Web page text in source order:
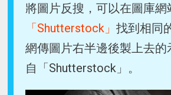
將圖片反搜，可以在圖庫網
「Shutterstock」找到相同
網傳圖片右半邊後製上去的
自「Shutterstock」。